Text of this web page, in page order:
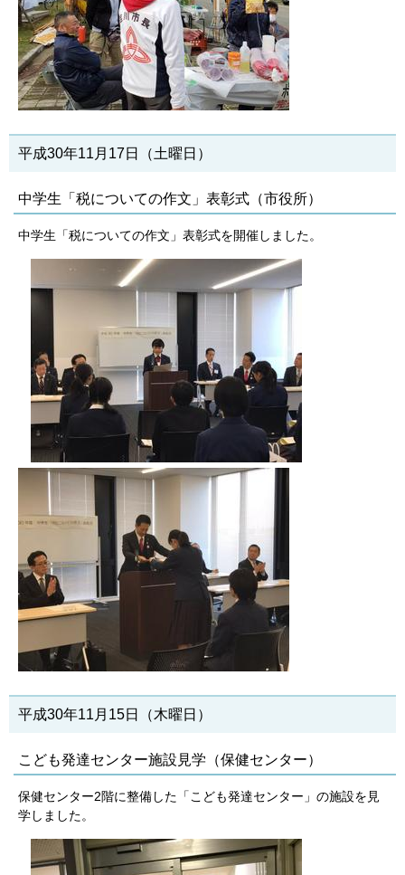
平成30年11月17日（土曜日）
中学生「税についての作文」表彰式（市役所）
中学生「税についての作文」表彰式を開催しました。
平成30年11月15日（木曜日）
こども発達センター施設見学（保健センター）
保健センター2階に整備した「こども発達センター」の施設を見
学しました。